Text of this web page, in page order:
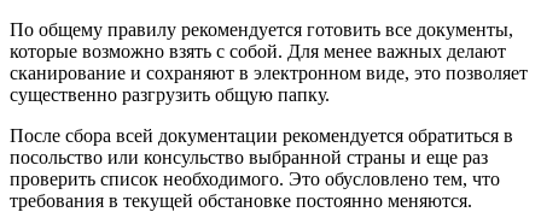
По общему правилу рекомендуется готовить все документы,
которые возможно взять с собой. Для менее важных делают
сканирование и сохраняют в электронном виде, это позволяет
существенно разгрузить общую папку.
После сбора всей документации рекомендуется обратиться в
посольство или консульство выбранной страны и еще раз
проверить список необходимого. Это обусловлено тем, что
требования в текущей обстановке постоянно меняются.